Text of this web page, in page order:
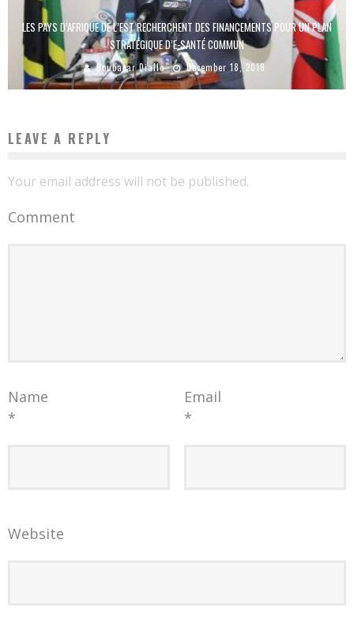
LES PAYS D’AFRIQUE DE L’EST RECHERCHENT DES FINANCEMENTS POUR UN PLAN
STRATÉGIQUE D’E-SANTÉ COMMUN
Boubacar Diallo December 18, 2018
LEAVE A REPLY
Your email address will not be published.
Comment
Name
*
Email
*
Website